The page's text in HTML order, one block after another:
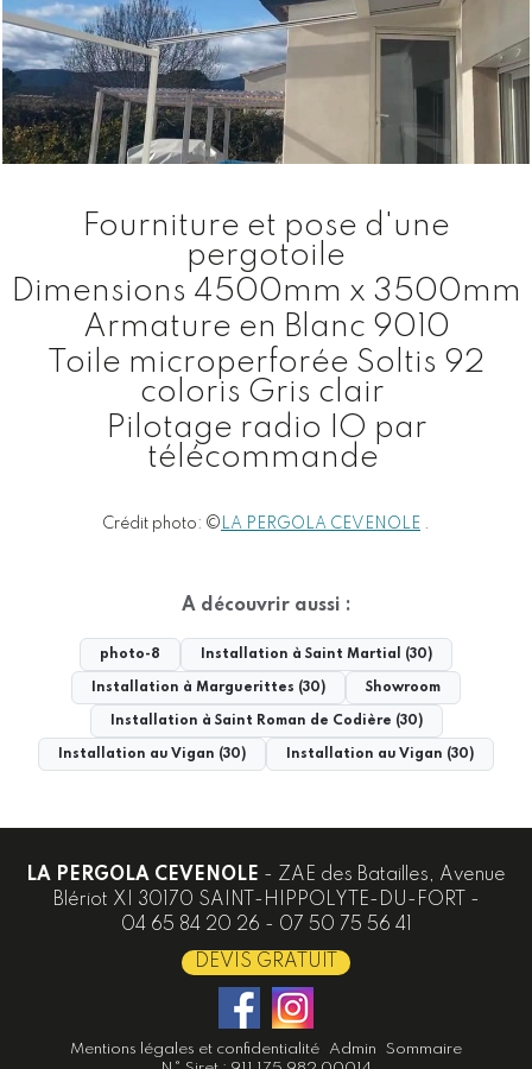
Fourniture et pose d'une
pergotoile
Dimensions 4500mm x 3500mm
Armature en Blanc 9010
Toile microperforée Soltis 92
coloris Gris clair
Pilotage radio IO par
télécommande
Crédit photo: © LA PERGOLA CEVENOLE .
A découvrir aussi :
photo-8 Installation à Saint Martial (30)
Installation à Marguerittes (30) Showroom
Installation à Saint Roman de Codière (30)
Installation au Vigan (30) Installation au Vigan (30)
LA PERGOLA CEVENOLE - ZAE des Batailles, Avenue
Blériot XI 30170 SAINT-HIPPOLYTE-DU-FORT -
04 65 84 20 26 - 07 50 75 56 41
DEVIS GRATUIT
Mentions légales et confidentialité Admin
Sommaire